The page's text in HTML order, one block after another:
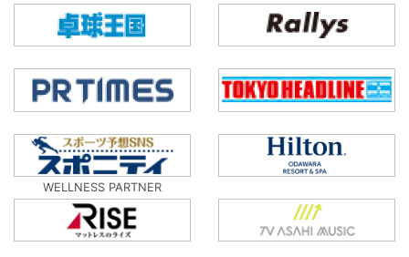
WELLNESS PARTNER